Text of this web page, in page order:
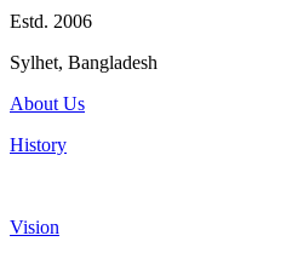
Estd. 2006
Sylhet, Bangladesh
About Us
History
Vision